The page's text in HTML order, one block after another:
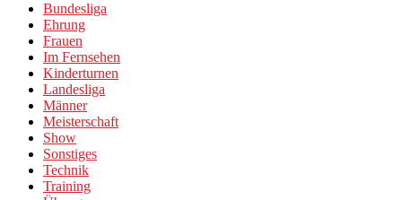
Bundesliga
Ehrung
Frauen
Im Fernsehen
Kinderturnen
Landesliga
Männer
Meisterschaft
Show
Sonstiges
Technik
Training